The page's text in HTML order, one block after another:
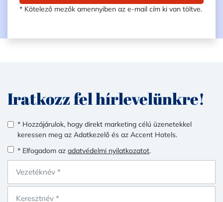
* Kötelező mezők amennyiben az e-mail cím ki van töltve.
Iratkozz fel hírlevelünkre!
* Hozzájárulok, hogy direkt marketing célú üzenetekkel
keressen meg az Adatkezelő és az Accent Hotels.
* Elfogadom az adatvédelmi nyilatkozatot.